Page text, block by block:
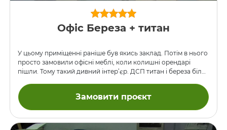
Офіс Береза ​​+ титан
У цьому приміщенні раніше був якись заклад. Потім в нього
просто замовили офісні меблі, коли колишні орендарі
пішли. Тому такий дивний інтер’єр. ДСП титан і береза ​​біла,
Замовити проєкт